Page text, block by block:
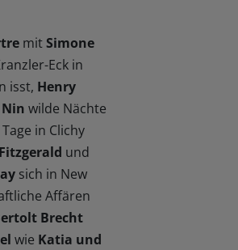
mitSimone
Eck in
isst, Henry
wilde Nächte
in Clichy
und
sich in New
Affären
Brecht
wie Katia und